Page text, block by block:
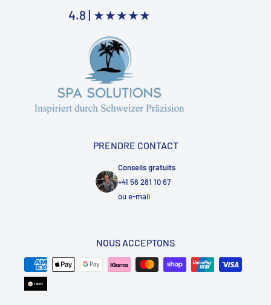
4.8 | ★★★★★
PRENDRE CONTACT
Conseils gratuits
+41 56 281 10 67
oue-mail
NOUS ACCEPTONS